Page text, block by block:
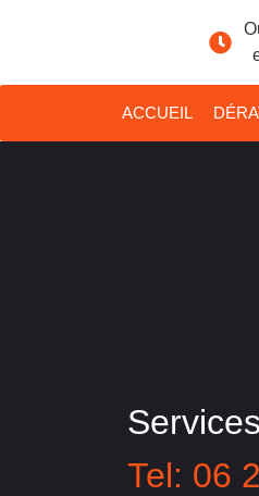
ACCUEIL
Tel: 06